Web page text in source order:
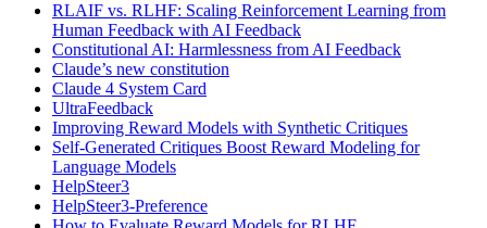
RLAIF vs. RLHF: Scaling Reinforcement Learning from
Human Feedback with AI Feedback
Constitutional AI: Harmlessness from AI Feedback
Claude’s new constitution
Claude 4 System Card
UltraFeedback
Improving Reward Models with Synthetic Critiques
Self-Generated Critiques Boost Reward Modeling for
Language Models
HelpSteer3
HelpSteer3-Preference